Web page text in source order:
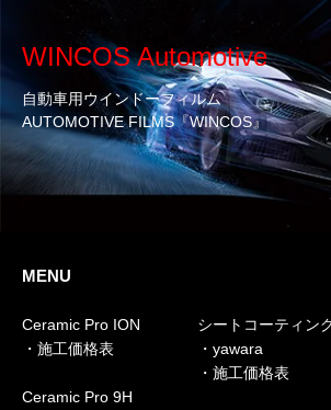
WINCOS Automotive
自動車用ウインドーフィルム
AUTOMOTIVE FILMS『WINCOS』
MENU
Ceramic Pro ION
・施工価格表
Ceramic Pro 9H
シートコーティン
・yawara
・施工価格表